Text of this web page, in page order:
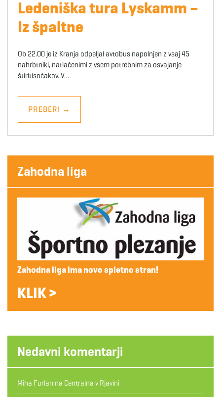
Ledeniška tura Lyskamm –
Iz špaltne
Ob 22.00 je iz Kranja odpeljal avtobus napolnjen z vsaj 45
nahrbtniki, natlačenimi z vsem potrebnim za osvajanje
štiritisočakov. V…
PREBERI →
Zahodna liga
Zahodna liga ima novo spletno stran!
KLIK >
Nedavni komentarji
Miha Furlan na Centralna v Rjavini